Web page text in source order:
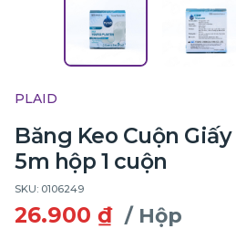
PLAID
Băng Keo Cuộn
5m hộp 1 cuộn
SKU: 0106249
26.900 ₫ / Hộp